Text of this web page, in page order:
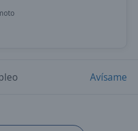
Avísame